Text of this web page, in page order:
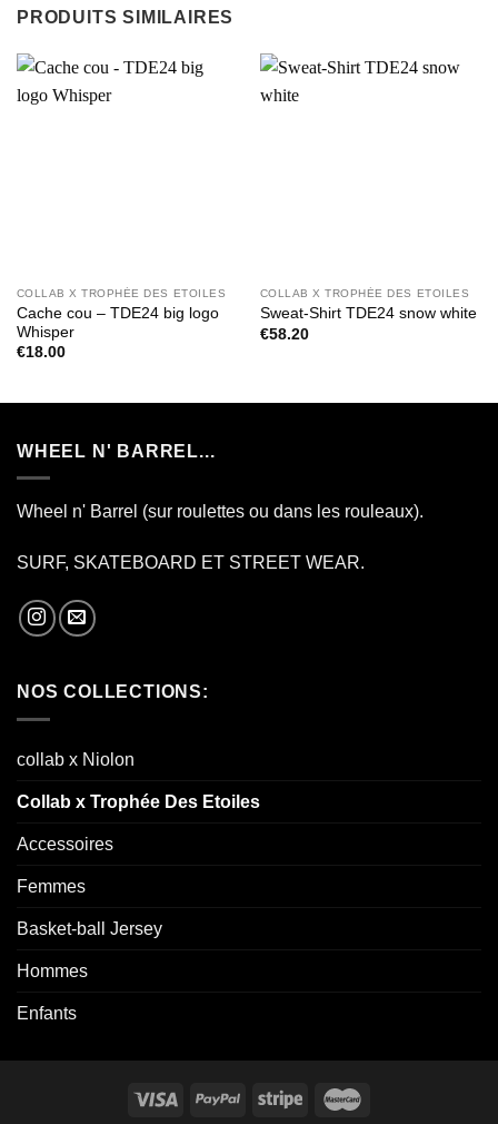
PRODUITS SIMILAIRES
COLLAB X TROPHÉE DES ETOILES
Cache cou – TDE24 big logo
Whisper
€18.00
COLLAB X TROPHÉE DES ETOILES
Sweat-Shirt TDE24 snow white
€58.20
WHEEL N' BARREL...
Wheel n' Barrel (sur roulettes ou dans les rouleaux).
SURF, SKATEBOARD ET STREET WEAR.
NOS COLLECTIONS:
collab x Niolon
Collab x Trophée Des Etoiles
Accessoires
Femmes
Basket-ball Jersey
Hommes
Enfants